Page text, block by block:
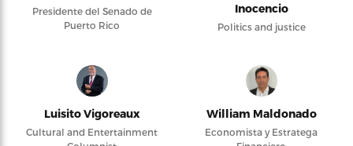
Presidente del Senado de
Puerto Rico
Inocencio
Politics and justice
Luisito Vigoreaux
Cultural and Entertainment
William Maldonado
Economista y Estratega